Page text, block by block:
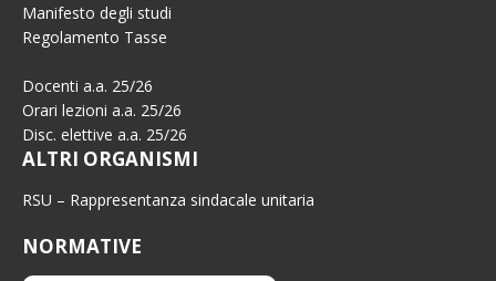
Manifesto degli studi
Regolamento Tasse
Docenti a.a. 25/26
Orari lezioni a.a. 25/26
Disc. elettive a.a. 25/26
ALTRI ORGANISMI
RSU – Rappresentanza sindacale unitaria
NORMATIVE